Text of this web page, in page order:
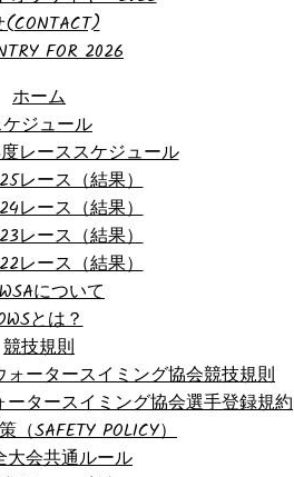
FOR 2026
ホーム
ジュール
レーススケジュール
レース（結果）
レース（結果）
レース（結果）
レース（結果）
について
とは？
競技規則
ータースイミング協会競技規則
タースイミング協会選手登録規約
（SAFETY POLICY）
大会共通ルール